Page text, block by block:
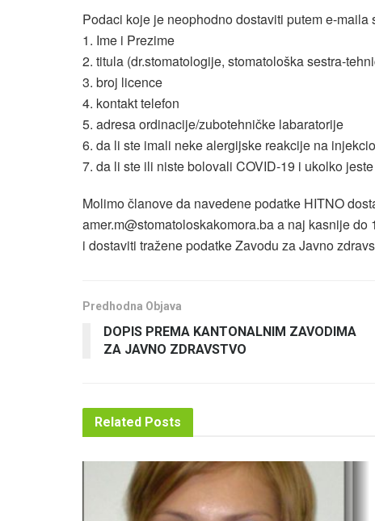
Podaci koje je neophodno dostaviti putem e-maila
1. Ime i Prezime
2. titula (dr.stomatologije, stomatološka sestra-
3. broj licence
4. kontakt telefon
5. adresa ordinacije/zubotehničke labaratorije
6. da li ste imali neke alergijske reakcije na
7. da li ste ili niste bolovali COVID-19 i ukolko
Molimo članove da navedene podatke HITNO
amer.m@stomatoloskakomora.ba a naj kasnije
i dostaviti tražene podatke Zavodu za Javno
Predhodna Objava
DOPIS PREMA KANTONALNIM ZAVODIMA
ZA JAVNO ZDRAVSTVO
Related Posts